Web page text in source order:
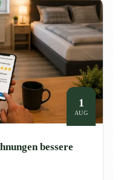
1
AUG
bessere